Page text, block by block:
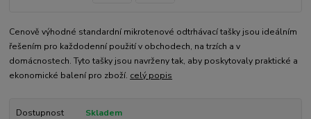
Cenově výhodné standardní mikrotenové odtrhávací tašky jsou ideálním
řešením pro každodenní použití v obchodech, na trzích a v
domácnostech. Tyto tašky jsou navrženy tak, aby poskytovaly praktické a
ekonomické balení pro zboží. celý popis
Dostupnost Skladem